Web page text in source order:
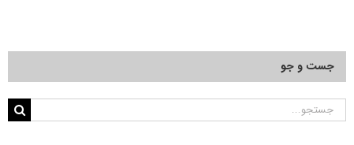
جست و جو
جستجو